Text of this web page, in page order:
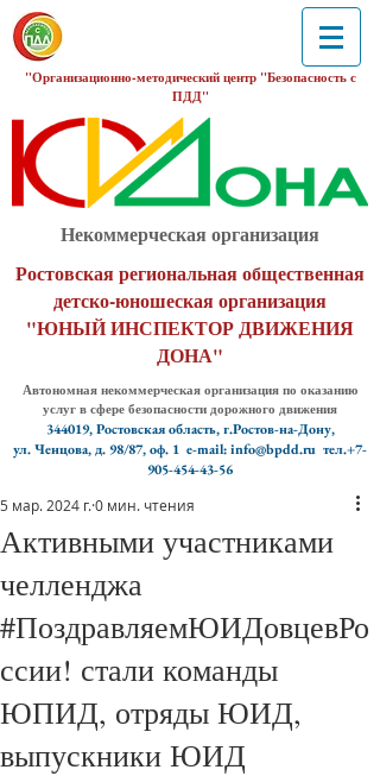
"Организационно-методический центр "Безопасность с
ПДД"
Некоммерческая организация
Ростовская региональная общественная
детско-юношеская организация
"ЮНЫЙ ИНСПЕКТОР ДВИЖЕНИЯ
ДОНА"
Автономная некоммерческая организация по оказанию
услуг в сфере безопасности дорожного движения
344019, Ростовская область, г.Ростов-на-Дону,
ул. Ченцова, д. 98/87, оф. 1 e-mail: info@bpdd.ru тел.+7-
905-454-43-56
Активными участниками
челленджа
#ПоздравляемЮИДовцевРо
ссии! стали команды
ЮПИД, отряды ЮИД,
выпускники ЮИД
5 мар. 2024 г.0 мин. чтения